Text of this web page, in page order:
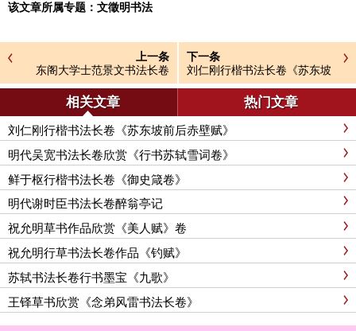
该文章所属专题： 文徵明书法
上一条
东阁大学士范景文书法长卷
《宝剑行》
下一条
刘仁刚行楷书法长卷《苏东坡
前后赤壁赋》
相关文章 热门文章
刘仁刚行楷书法长卷《苏东坡前后赤壁赋》
明代吴宽书法长卷欣赏《行书苏轼雪词卷》
鲜于枢行楷书法长卷《御史箴卷》
明代谢时臣书法长卷醉翁亭记
祝允明草书作品欣赏《美人赋》卷
祝允明行草书法长卷作品《钓赋》
苏轼书法长卷行书墨宝《九歌》
王铎草书欣赏《念弟风雷书法长卷》